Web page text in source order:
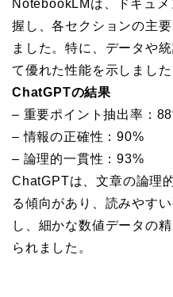
NotebookLMは、ドキュ
握し、各セクションの主
ました。特に、データや
て優れた性能を示しました
ChatGPTの結果
– 重要ポイント抽出率：
– 情報の正確性：90%
– 論理的一貫性：93%
ChatGPTは、文章の論理
る傾向があり、読みやす
し、細かな数値データの
られました。